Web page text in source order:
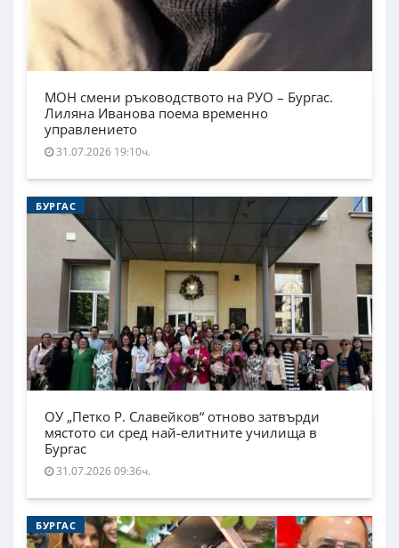
МОН смени ръководството на РУО – Бургас.
Лиляна Иванова поема временно
управлението
31.07.2026 19:10ч.
БУРГАС
ОУ „Петко Р. Славейков“ отново затвърди
мястото си сред най-елитните училища в
Бургас
31.07.2026 09:36ч.
БУРГАС